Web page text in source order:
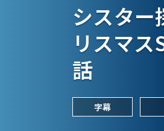
シスター
リスマ
話
字幕